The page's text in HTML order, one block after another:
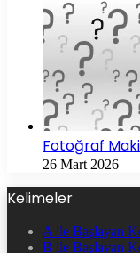
Fotoğraf
26 Mart 2026
Kelimeler
A ile Başlayan
B ile Başlayan